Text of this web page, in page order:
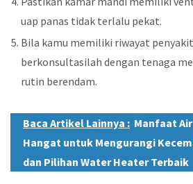
uap panas tidak terlalu pekat.
Bila kamu memiliki riwayat
berkonsultasilah dengan tenaga
rutin berendam.
Baca Artikel Lainnya : Manfaat Air
Hangat untuk Mengurangi
dan Pilihan Water Heater Terbaik